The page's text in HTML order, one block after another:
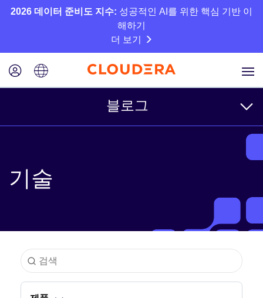
2026 데이터 준비도 지수: 성공적인 AI를 위한 핵심 기반 이
해하기
더 보기
블로그
비즈니스
산업
기술